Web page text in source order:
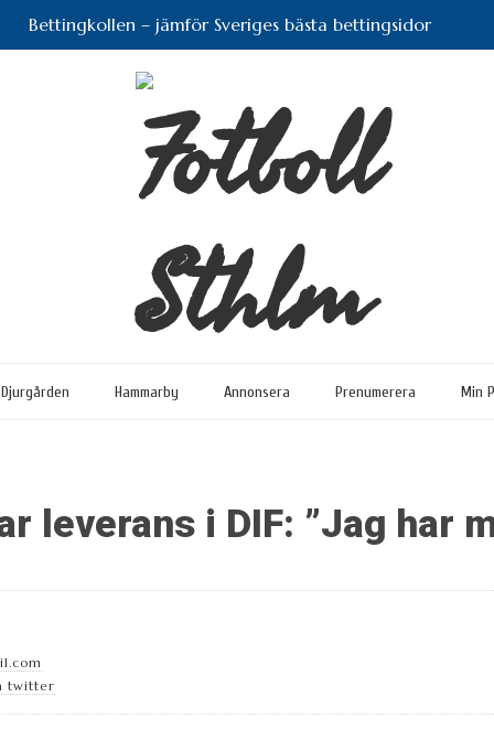
Bettingkollen – jämför Sveriges bästa bettingsidor
Djurgården Hammarby Annonsera Prenumerera Min
leverans i DIF: ”Jag har
twitter